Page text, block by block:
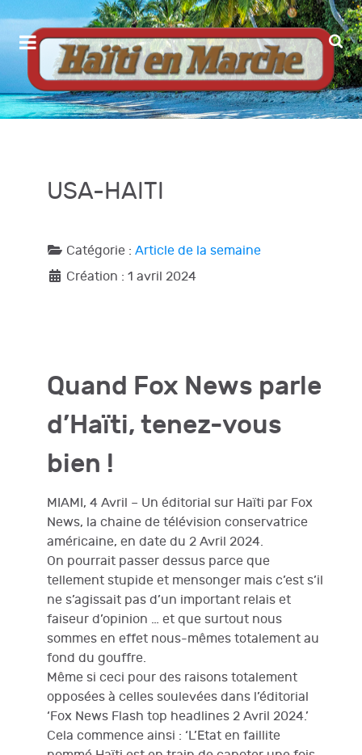
USA-HAITI
Catégorie : Article de la semaine
Création : 1 avril 2024
Quand Fox News parle
d’Haïti, tenez-vous
bien !
MIAMI, 4 Avril – Un éditorial sur Haïti par Fox
News, la chaine de télévision conservatrice
américaine, en date du 2 Avril 2024.
On pourrait passer dessus parce que
tellement stupide et mensonger mais c’est s’il
ne s’agissait pas d’un important relais et
faiseur d’opinion … et que surtout nous
sommes en effet nous-mêmes totalement au
fond du gouffre.
Même si ceci pour des raisons totalement
opposées à celles soulevées dans l’éditorial
‘Fox News Flash top headlines 2 Avril 2024.’
Cela commence ainsi : ‘L’Etat en faillite